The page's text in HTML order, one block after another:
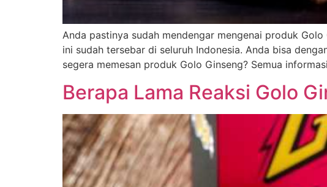
Anda pastinya sudah mendengar mengenai produk
ini sudah tersebar di seluruh Indonesia. Anda bisa
segera memesan produk Golo Ginseng? Semua
Berapa Lama Reaksi Golo